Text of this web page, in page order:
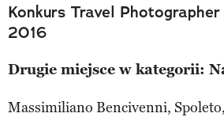
Konkurs Travel
2016
Drugie miejsce w kategorii:
Massimiliano Bencivenni,